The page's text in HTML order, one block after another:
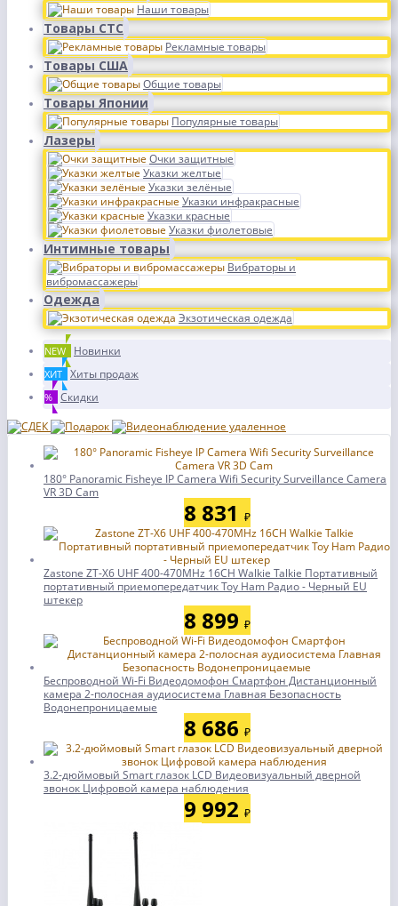
Наши товары
Товары СТС
Рекламные товары
Товары США
Общие товары
Товары Японии
Популярные товары
Лазеры
Очки защитные
Указки желтые
Указки зелёные
Указки инфракрасные
Указки красные
Указки фиолетовые
Интимные товары
Вибраторы и
вибромассажеры
Одежда
Экзотическая одежда
NEW Новинки
ХИТ Хиты продаж
% Скидки
180° Panoramic Fisheye IP Camera Wifi Security Surveillance Camera
VR 3D Cam
8 831 ₽
Zastone ZT-X6 UHF 400-470MHz 16CH Walkie Talkie Портативный
портативный приемопередатчик Toy Ham Радио - Черный EU
штекер
8 899 ₽
Беспроводной Wi-Fi Видеодомофон Смартфон Дистанционный
камера 2-полосная аудиосистема Главная Безопасность
Водонепроницаемые
8 686 ₽
3.2-дюймовый Smart глазок LCD Видеовизуальный дверной
звонок Цифровой камера наблюдения
9 992 ₽